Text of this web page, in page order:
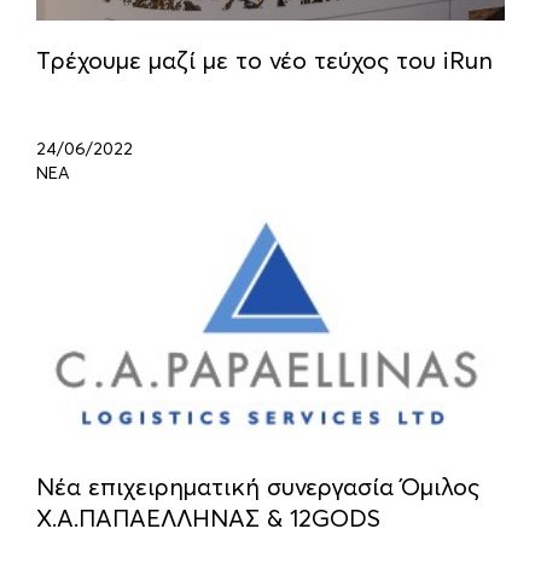
Tρέχουμε μαζί με το νέο τεύχος του iRun
24/06/2022
ΝΕΑ
Νέα επιχειρηματική συνεργασία Όμιλος
Χ.Α.ΠΑΠΑΕΛΛΗΝΑΣ & 12GODS